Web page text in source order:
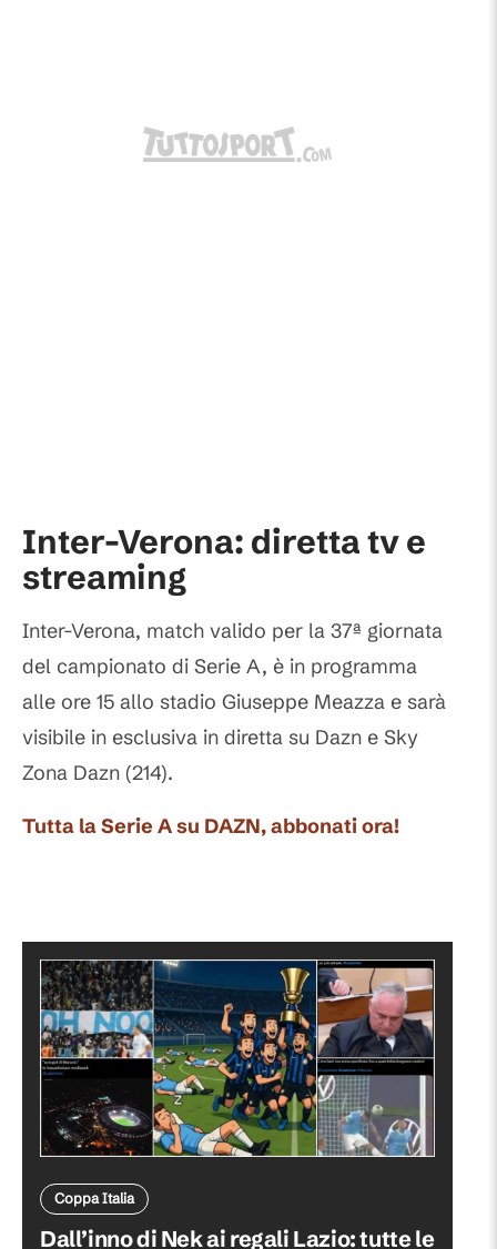
Inter-Verona: diretta tv e
streaming
Inter-Verona, match valido per la 37ª giornata
del campionato di Serie A, è in programma
alle ore 15 allo stadio Giuseppe Meazza e sarà
visibile in esclusiva in diretta su Dazn e Sky
Zona Dazn (214).
Tutta la Serie A su DAZN, abbonati ora!
Coppa Italia
Dall’inno di Nek ai regali Lazio: tutte le